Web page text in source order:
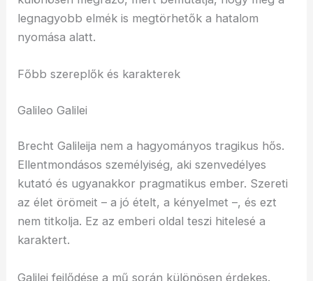
legnagyobb elmék is megtörhetők a hatalom
nyomása alatt.
Főbb szereplők és karakterek
Galileo Galilei
Brecht Galileija nem a hagyományos tragikus hős.
Ellentmondásos személyiség, aki szenvedélyes
kutató és ugyanakkor pragmatikus ember. Szereti
az élet örömeit – a jó ételt, a kényelmet –, és ezt
nem titkolja. Ez az emberi oldal teszi hitelesé a
karaktert.
Galilei fejlődése a mű során különösen érdekes.